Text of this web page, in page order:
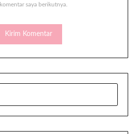
komentar saya berikutnya.